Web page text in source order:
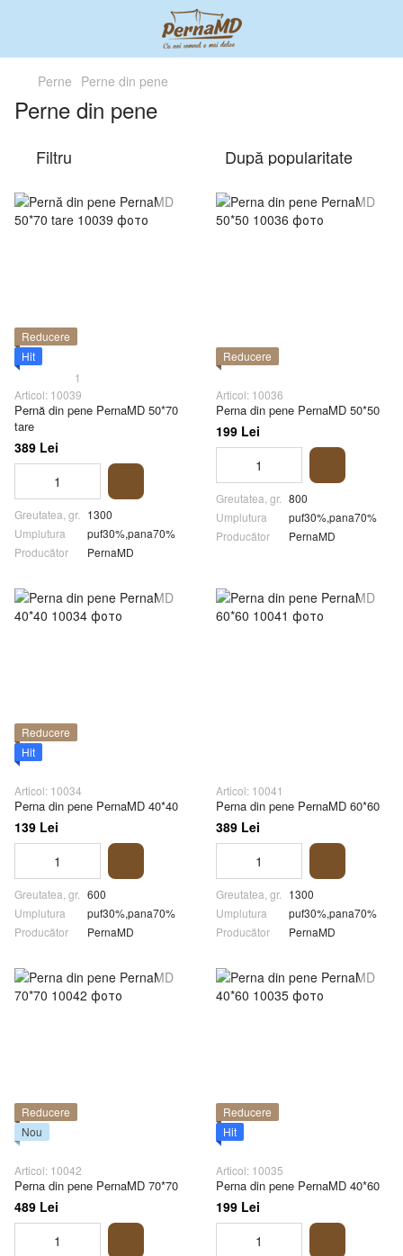
Perne Perne din pene
Perne din pene
Filtru După popularitate
Reducere
Hit
1
Articol: 10039
Pernă din pene PernaMD 50*70
tare
389 Lei
Greutatea, gr.
1300
Umplutura
puf30%,pana70%
Producător
PernaMD
Reducere
Articol: 10036
Perna din pene PernaMD 50*50
199 Lei
Greutatea, gr. 800
Umplutura
puf30%,pana70%
Producător
PernaMD
Reducere
Hit
Articol: 10034
Perna din pene PernaMD 40*40
139 Lei
Greutatea, gr. 600
Umplutura
puf30%,pana70%
Producător
PernaMD
Articol: 10041
Perna din pene PernaMD 60*60
389 Lei
Greutatea, gr.
1300
Umplutura
puf30%,pana70%
Producător
PernaMD
Reducere
Nou
Articol: 10042
Perna din pene PernaMD 70*70
489 Lei
Reducere
Hit
Articol: 10035
Perna din pene PernaMD 40*60
199 Lei